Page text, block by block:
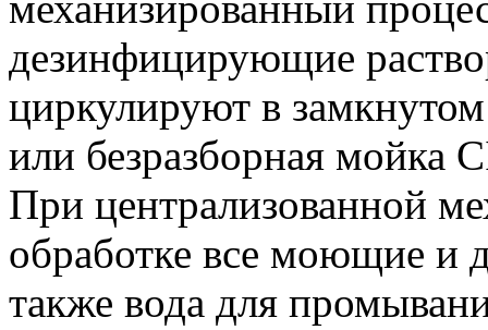
дезинфицирующие
циркулируют в
или безразборная мойка
При централизованной
обработке все моющие и
также вода для